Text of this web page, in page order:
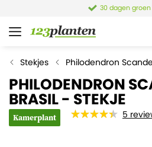
30 dagen groen
Stekjes Philodendron
PHILODENDRON
BRASIL - STEKJE
Kamerplant 5